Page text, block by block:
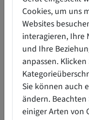
DieTechnische
Arbeitsstätten ASR
die Sicherheits- und
Arbeitsstätten.
Cookies, um uns
Websites
interagieren, Ihre
und Ihre
anpassen.
Sie können auch
ändern. Beachten
einiger Arten von